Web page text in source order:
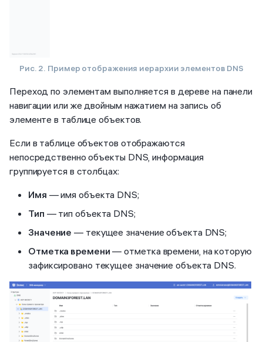
Рис. 2. Пример отображения иерархии элементов DNS
Переход по элементам выполняется в дереве на панели
навигации или же двойным нажатием на запись об
элементе в таблице объектов.
Если в таблице объектов отображаются
непосредственно объекты DNS, информация
группируется в столбцах:
Имя — имя объекта DNS;
Тип — тип объекта DNS;
Значение — текущее значение объекта DNS;
Отметка времени — отметка времени, на которую
зафиксировано текущее значение объекта DNS.